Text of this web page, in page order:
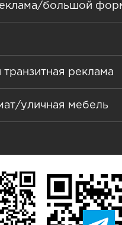
большой
реклама
уличная мебель